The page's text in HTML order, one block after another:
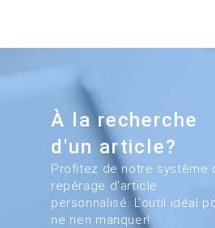
À la recherche
d'un article?
Profitez de notre système
repérage d'article
personnalisé. L'outil idéal
ne rien manquer!